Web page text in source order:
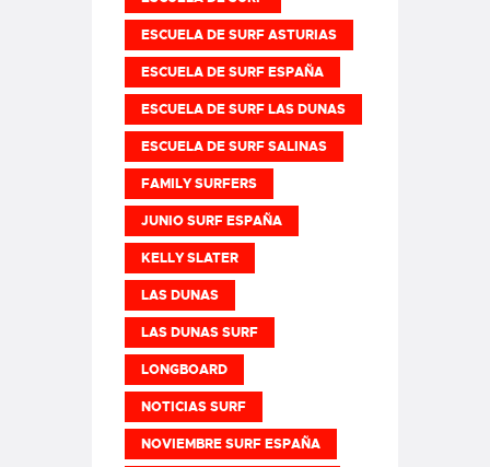
ESCUELA DE SURF ASTURIAS
ESCUELA DE SURF ESPAÑA
ESCUELA DE SURF LAS DUNAS
ESCUELA DE SURF SALINAS
FAMILY SURFERS
JUNIO SURF ESPAÑA
KELLY SLATER
LAS DUNAS
LAS DUNAS SURF
LONGBOARD
NOTICIAS SURF
NOVIEMBRE SURF ESPAÑA